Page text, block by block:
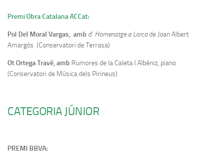
Premi Obra Catalana ACCat:
Pol Del Moral Vargas, amb d’ Homenatge a Lorcade Joan Albert
Amargós (Conservatori de Terrasa)
Ot Ortega Travé, amb Rumores de la Caleta I.Albéniz, piano
(Conservatori de Música dels Pirineus)
CATEGORIA JÚNIOR
PREMI BBVA: